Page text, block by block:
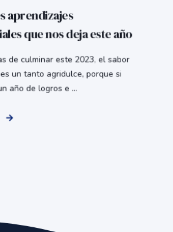
aprendizajes
que nos deja este año
de culminar este 2023, el sabor
un tanto agridulce, porque si
año de logros e ...